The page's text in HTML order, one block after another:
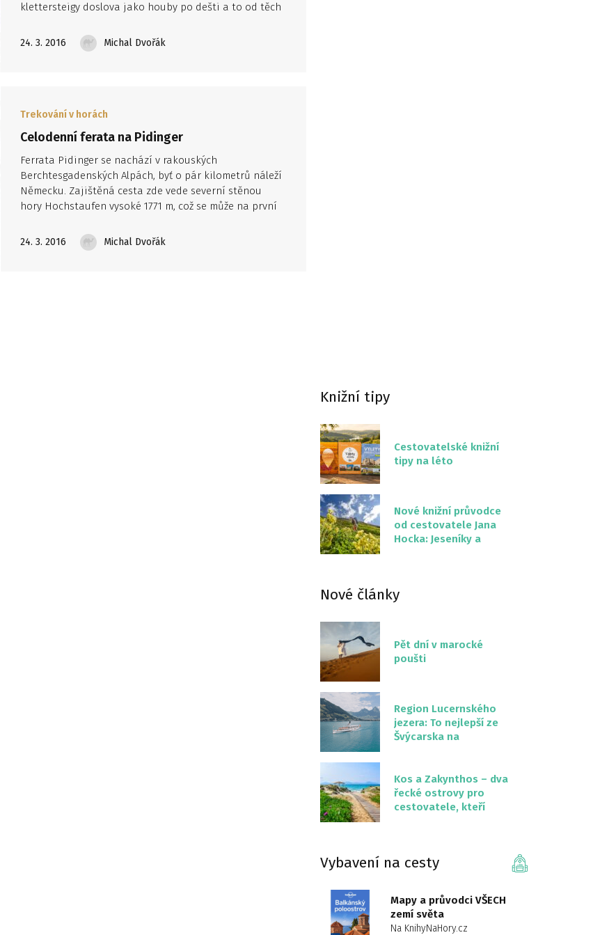
klettersteigy doslova jako houby po dešti a to od těch
které jsou časově třeba na celý den.
24. 3. 2016 Michal Dvořák
Trekování v horách
Celodenní ferata na Pidinger
Ferrata Pidinger se nachází v rakouských
Berchtesgadenských Alpách, byť o pár kilometrů náleží
Německu. Zajištěná cesta zde vede severní stěnou
hory Hochstaufen vysoké 1771 m, což se může na první
24. 3. 2016 Michal Dvořák
Knižní tipy
Cestovatelské knižní
tipy na léto
Nové knižní průvodce
od cestovatele Jana
Hocka: Jeseníky a
Nové články
Pět dní v marocké
poušti
Region Lucernského
jezera: To nejlepší ze
Švýcarska na
Kos a Zakynthos – dva
řecké ostrovy pro
cestovatele, kteří
Vybavení na cesty
Mapy a průvodci VŠECH
zemí světa
Na KnihyNaHory.cz